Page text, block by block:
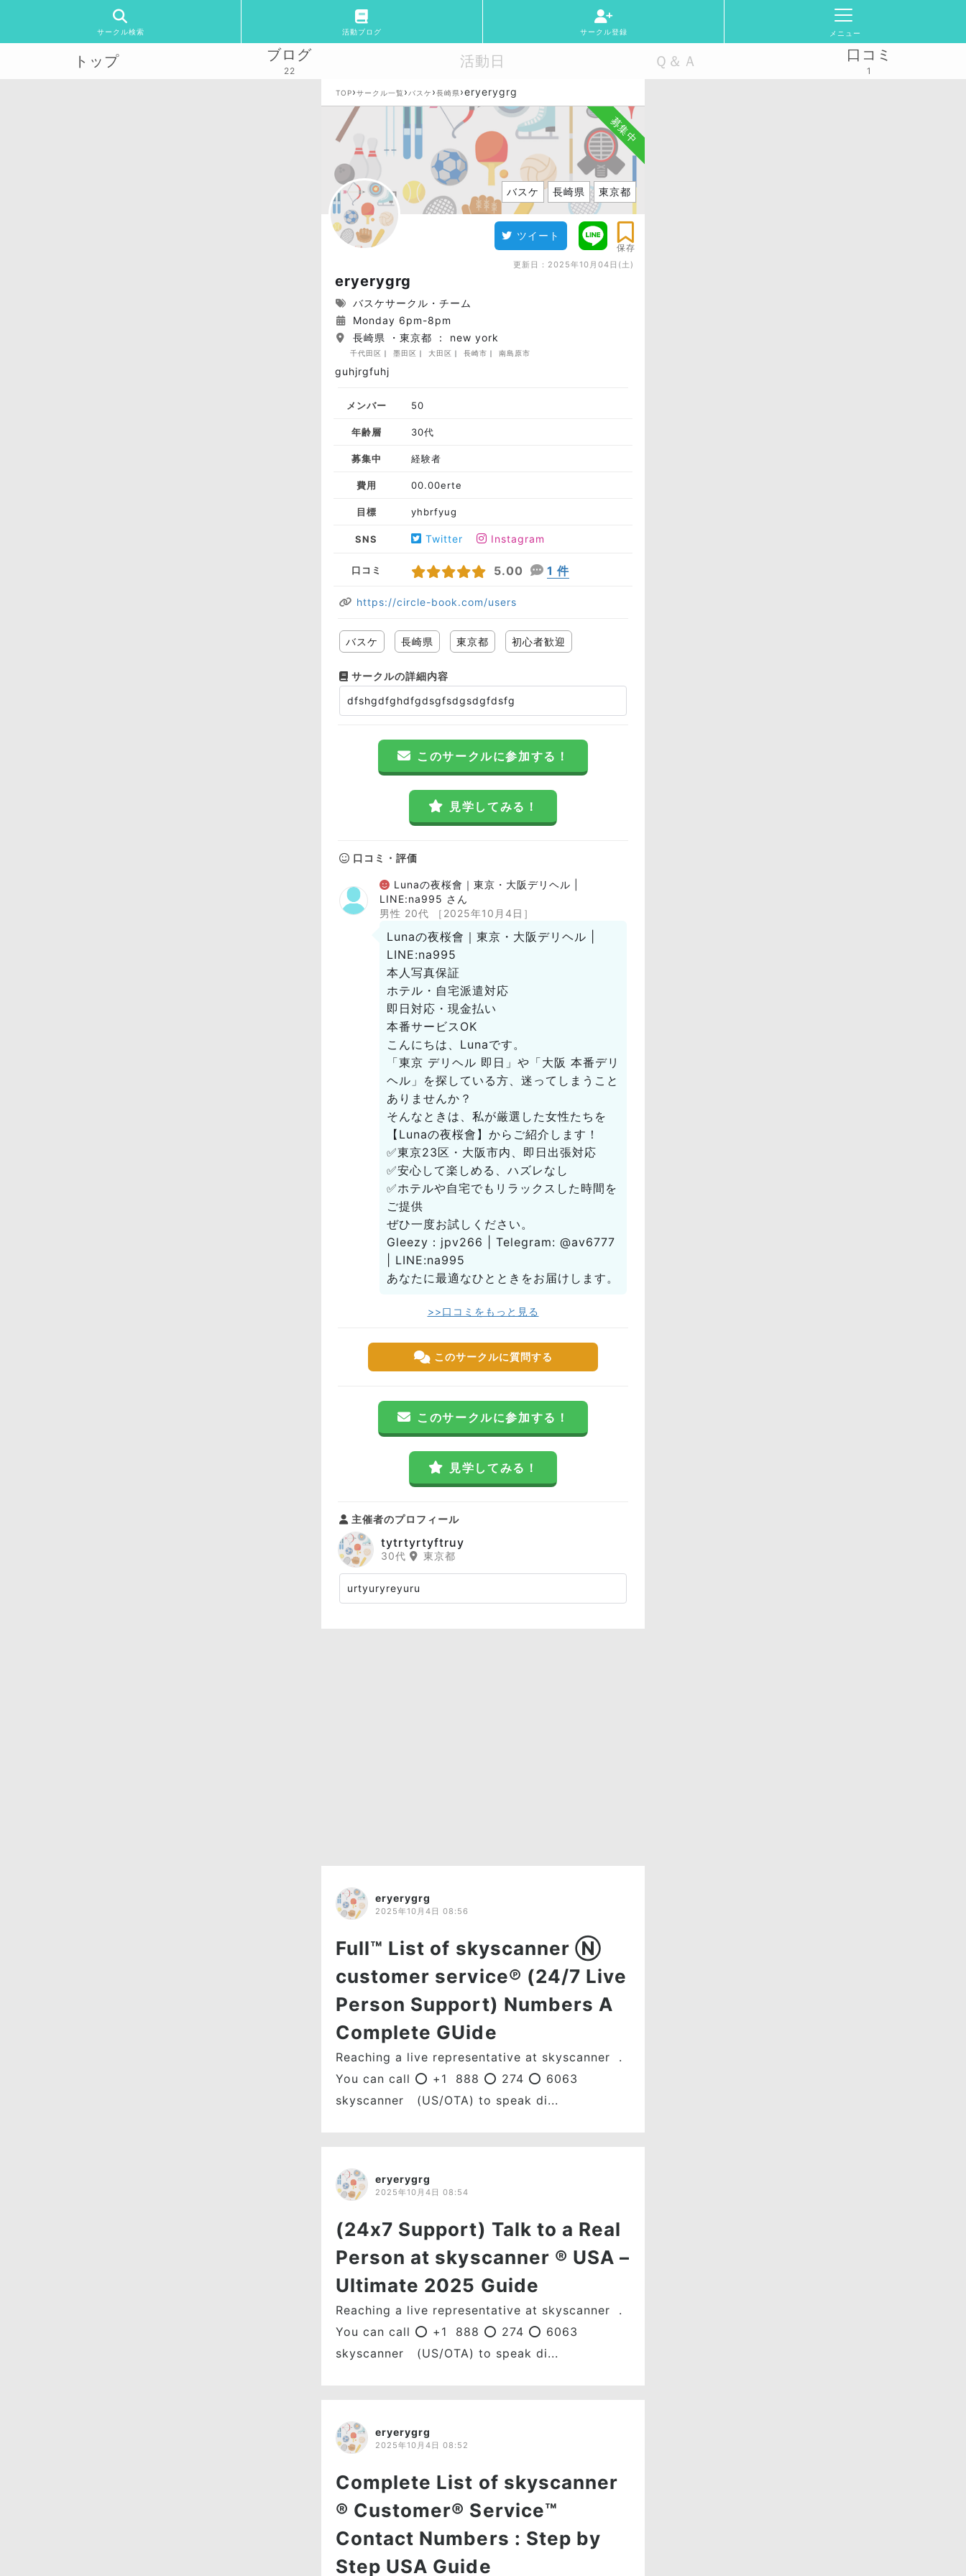
サークル検索 活動ブログ サークル登録 メニュー
トップ ブログ
22
活動日 Ｑ＆Ａ 口コミ
1
TOP›サークル一覧 › バスケ ›長崎県›eryerygrg
募集中
バスケ 長崎県 東京都
ツイート
保存
更新日： 2025年10月04日(土)
eryerygrg
バスケサークル・チーム
Monday 6pm-8pm
長崎県 ・東京都 ： new york
千代田区 墨田区 大田区 長崎市 南島原市
guhjrgfuhj
メンバー 50
年齢層 30代
募集中 経験者
費用 00.00erte
目標 yhbrfyug
SNS Twitter Instagram
口コミ 5.00 1 件
https://circle-book.com/users
バスケ 長崎県 東京都 初心者歓迎
サークルの詳細内容
dfshgdfghdfgdsgfsdgsdgfdsfg
このサークルに参加する！
見学してみる！
口コミ・評価
Lunaの夜桜會｜東京・大阪デリヘル |
LINE:na995 さん
男性 20代
［2025年10月4日］
Lunaの夜桜會｜東京・大阪デリヘル |
LINE:na995
本人写真保証
ホテル・自宅派遣対応
即日対応・現金払い
本番サービスOK
こんにちは、Lunaです。
「東京 デリヘル 即日」や「大阪 本番デリ
ヘル」を探している方、迷ってしまうこと
ありませんか？
そんなときは、私が厳選した女性たちを
【Lunaの夜桜會】からご紹介します！
✅東京23区・大阪市内、即日出張対応
✅安心して楽しめる、ハズレなし
✅ホテルや自宅でもリラックスした時間を
ご提供
ぜひ一度お試しください。
Gleezy：jpv266 | Telegram: @av6777
| LINE:na995
あなたに最適なひとときをお届けします。
>>口コミをもっと見る
このサークルに質問する
このサークルに参加する！
見学してみる！
主催者のプロフィール
tytrtyrtyftruy
30代 東京都
urtyuryreyuru
eryerygrg
2025年10月4日 08:56
Full™ List of skyscanner Ⓝ
customer service℗ (24/7 Live
Person Support) Numbers A
Complete GUide
Reaching a live representative at skyscanner .
You can call ⭕ +1 888 ⭕ 274 ⭕ 6063
skyscanner (US/OTA) to speak di...
eryerygrg
2025年10月4日 08:54
(24x7 Support) Talk to a Real
Person at skyscanner ®️ USA –
Ultimate 2025 Guide
Reaching a live representative at skyscanner .
You can call ⭕ +1 888 ⭕ 274 ⭕ 6063
skyscanner (US/OTA) to speak di...
eryerygrg
2025年10月4日 08:52
Complete List of skyscanner
®️ Customer® Service™
Contact Numbers : Step by
Step USA Guide